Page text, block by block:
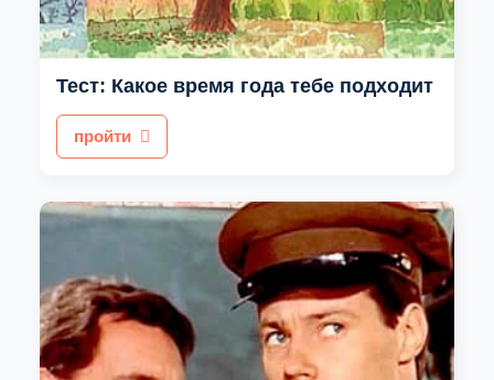
Тест: Какое время года тебе подходит
пройти